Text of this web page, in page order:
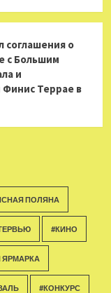
соглашения о
с Большим
и
Террае в
ПОЛЯНА
#КИНО
ЯРМАРКА
#КОНКУРС